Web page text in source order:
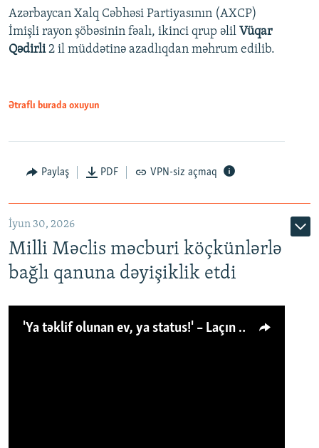
Azərbaycan Xalq Cəbhəsi Partiyasının (AXCP)
İmişli rayon şöbəsinin fəalı, ikinci qrup əlil Vüqar
Qədirli2 il müddətinə azadlıqdan məhrum edilib.
Ətraflı burada oxuyun
Paylaş PDF VPN-siz açmaq
İyun 30, 2026
Milli Məclis məcburi köçkünlərlə
bağlı qanuna dəyişiklik etdi
'Ya təklif olunan ev, ya status!' – Laçın köçkünü: 'Laçından başqa heç hara!'